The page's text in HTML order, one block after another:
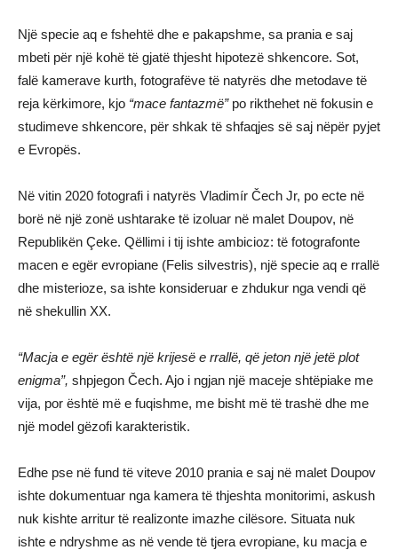
Një specie aq e fshehtë dhe e pakapshme, sa prania e saj
mbeti për një kohë të gjatë thjesht hipotezë shkencore. Sot,
falë kamerave kurth, fotografëve të natyrës dhe metodave të
reja kërkimore, kjo “mace fantazmë”po rikthehet në fokusin e
studimeve shkencore, për shkak të shfaqjes së saj nëpër pyjet
e Evropës.
Në vitin 2020 fotografi i natyrës Vladimír Čech Jr, po ecte në
borë në një zonë ushtarake të izoluar në malet Doupov, në
Republikën Çeke. Qëllimi i tij ishte ambicioz: të fotografonte
macen e egër evropiane (Felis silvestris), një specie aq e rrallë
dhe misterioze, sa ishte konsideruar e zhdukur nga vendi që
në shekullin XX.
“Macja e egër është një krijesë e rrallë, që jeton një jetë plot
enigma”, shpjegon Čech. Ajo i ngjan një maceje shtëpiake me
vija, por është më e fuqishme, me bisht më të trashë dhe me
një model gëzofi karakteristik.
Edhe pse në fund të viteve 2010 prania e saj në malet Doupov
ishte dokumentuar nga kamera të thjeshta monitorimi, askush
nuk kishte arritur të realizonte imazhe cilësore. Situata nuk
ishte e ndryshme as në vende të tjera evropiane, ku macja e